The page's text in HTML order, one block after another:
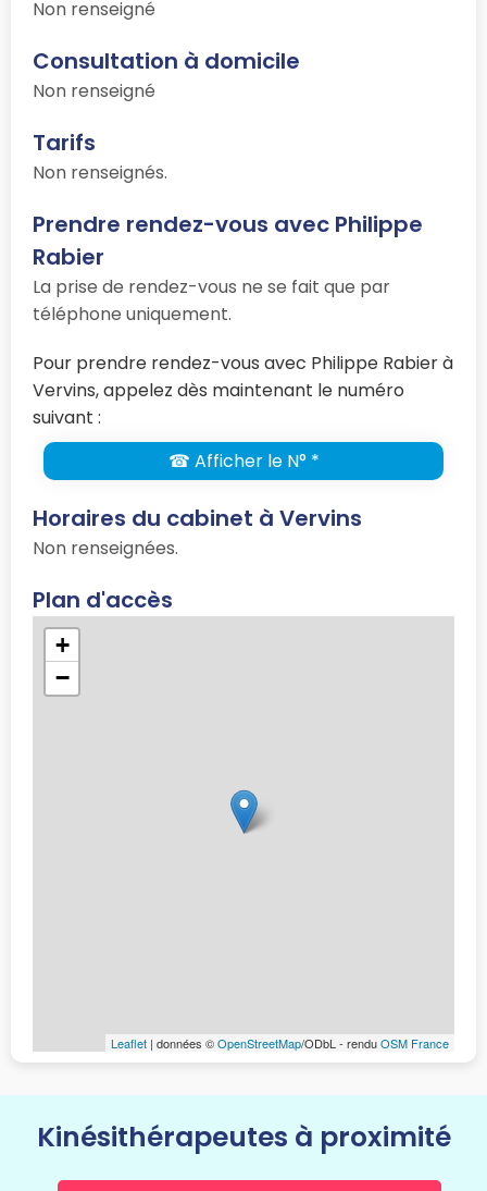
Non renseigné
Consultation à domicile
Non renseigné
Tarifs
Non renseignés.
Prendre rendez-vous avec Philippe
Rabier
La prise de rendez-vous ne se fait que par
téléphone uniquement.
Pour prendre rendez-vous avec Philippe Rabier à
Vervins, appelez dès maintenant le numéro
suivant :
☎ Afficher le N° *
Horaires du cabinet à Vervins
Non renseignées.
Plan d'accès
+
−
Leaflet | données ©OpenStreetMap/ODbL - renduOSM France
Kinésithérapeutes à proximité